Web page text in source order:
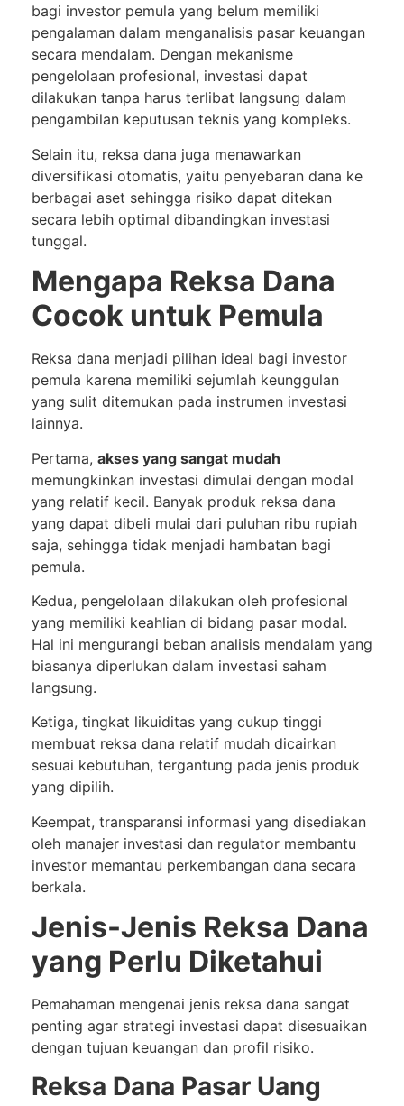
bagi investor pemula yang belum memiliki
pengalaman dalam menganalisis pasar keuangan
secara mendalam. Dengan mekanisme
pengelolaan profesional, investasi dapat
dilakukan tanpa harus terlibat langsung dalam
pengambilan keputusan teknis yang kompleks.
Selain itu, reksa dana juga menawarkan
diversifikasi otomatis, yaitu penyebaran dana ke
berbagai aset sehingga risiko dapat ditekan
secara lebih optimal dibandingkan investasi
tunggal.
Mengapa Reksa Dana
Cocok untuk Pemula
Reksa dana menjadi pilihan ideal bagi investor
pemula karena memiliki sejumlah keunggulan
yang sulit ditemukan pada instrumen investasi
lainnya.
Pertama, akses yang sangat mudah
memungkinkan investasi dimulai dengan modal
yang relatif kecil. Banyak produk reksa dana
yang dapat dibeli mulai dari puluhan ribu rupiah
saja, sehingga tidak menjadi hambatan bagi
pemula.
Kedua, pengelolaan dilakukan oleh profesional
yang memiliki keahlian di bidang pasar modal.
Hal ini mengurangi beban analisis mendalam yang
biasanya diperlukan dalam investasi saham
langsung.
Ketiga, tingkat likuiditas yang cukup tinggi
membuat reksa dana relatif mudah dicairkan
sesuai kebutuhan, tergantung pada jenis produk
yang dipilih.
Keempat, transparansi informasi yang disediakan
oleh manajer investasi dan regulator membantu
investor memantau perkembangan dana secara
berkala.
Jenis-Jenis Reksa Dana
yang Perlu Diketahui
Pemahaman mengenai jenis reksa dana sangat
penting agar strategi investasi dapat disesuaikan
dengan tujuan keuangan dan profil risiko.
Reksa Dana Pasar Uang